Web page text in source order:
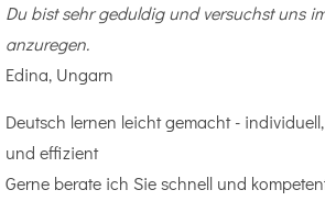
Du bist sehr geduldig und versuchst uns
anzuregen.
Edina, Ungarn
Deutsch lernen leicht gemacht -
und effizient
Gerne berate ich Sie schnell und